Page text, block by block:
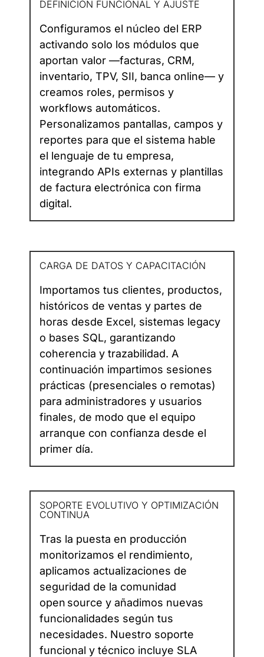
DEFINICIÓN FUNCIONAL Y AJUSTE
Configuramos el núcleo del ERP
activando solo los módulos que
aportan valor —facturas, CRM,
inventario, TPV, SII, banca online— y
creamos roles, permisos y
workflows automáticos.
Personalizamos pantallas, campos y
reportes para que el sistema hable
el lenguaje de tu empresa,
integrando APIs externas y plantillas
de factura electrónica con firma
digital.
CARGA DE DATOS Y CAPACITACIÓN
Importamos tus clientes, productos,
históricos de ventas y partes de
horas desde Excel, sistemas legacy
o bases SQL, garantizando
coherencia y trazabilidad. A
continuación impartimos sesiones
prácticas (presenciales o remotas)
para administradores y usuarios
finales, de modo que el equipo
arranque con confianza desde el
primer día.
SOPORTE EVOLUTIVO Y OPTIMIZACIÓN
CONTINUA
Tras la puesta en producción
monitorizamos el rendimiento,
aplicamos actualizaciones de
seguridad de la comunidad
open source y añadimos nuevas
funcionalidades según tus
necesidades. Nuestro soporte
funcional y técnico incluye SLA